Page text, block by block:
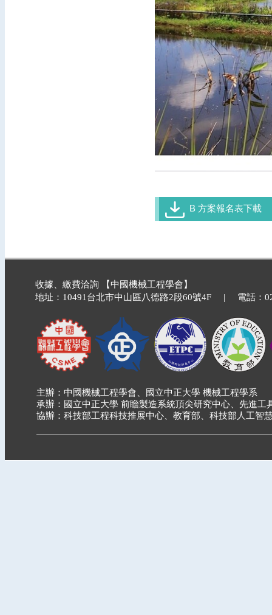
B 方案報名表下載
收據、繳費洽詢 【中國機械工程學會】
地址：10491台北市中山區八德路2段60號4F | 電話：
主辦：中國機械工程學會、國立中正大學 機械工程學系
承辦：國立中正大學 前瞻製造系統頂尖研究中心、先進
協辦：科技部工程科技推展中心、教育部、科技部人工智